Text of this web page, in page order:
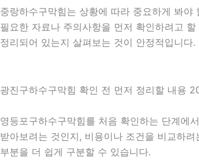
중랑하수구막힘는 상황에 따라 중요하게 봐
필요한 자료나 주의사항을 먼저 확인하려고
정리되어 있는지 살펴보는 것이 안정적입니다.
광진구하수구막힘 확인 전 먼저 정리할 내용
영등포구하수구막힘를 처음 확인하는 단계
받아보려는 것인지, 비용이나 조건을 비교하
부분을 더 쉽게 구분할 수 있습니다.